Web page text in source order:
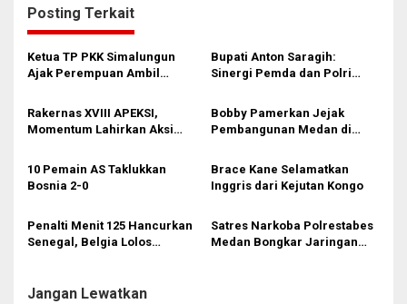
a
s
i
o
Posting Terkait
Ketua TP PKK Simalungun
Ajak Perempuan Ambil
Pembangunan
Bupati Anton Saragih:
Sinergi Pemda dan Polri
Simalungun
Rakernas XVIII APEKSI,
Momentum Lahirkan Aksi
Bobby Pamerkan Jejak
Pembangunan Medan di
Revitalisasi Stadion Teladan
hingga BRT Listrik
10 Pemain AS Taklukkan
Bosnia 2-0
Brace Kane Selamatkan
Inggris dari Kejutan Kongo
Penalti Menit 125 Hancurkan
Senegal, Belgia Lolos
Satres Narkoba Polrestabes
Medan Bongkar Jaringan
Jangan Lewatkan